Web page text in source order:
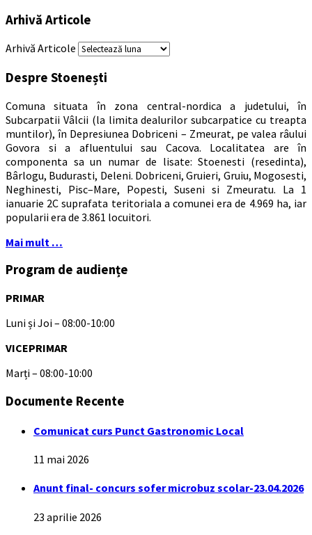
Arhivă Articole
Arhivă Articole
Despre Stoenești
Comuna situata în zona central-nordica a judetului, în
Subcarpatii Vâlcii (la limita dealurilor subcarpatice cu treapta
muntilor), în Depresiunea Dobriceni – Zmeurat, pe valea râului
Govora si a afluentului sau Cacova. Localitatea are în
componenta sa un numar de lisate: Stoenesti (resedinta),
Bârlogu, Budurasti, Deleni. Dobriceni, Gruieri, Gruiu, Mogosesti,
Neghinesti, Pisc–Mare, Popesti, Suseni si Zmeuratu. La 1
ianuarie 2C suprafata teritoriala a comunei era de 4.969 ha, iar
popularii era de 3.861 locuitori.
Mai mult …
Program de audiențe
PRIMAR
Luni și Joi – 08:00-10:00
VICEPRIMAR
Marți – 08:00-10:00
Documente Recente
Comunicat curs Punct Gastronomic Local
11 mai 2026
Anunt final- concurs sofer microbuz scolar-23.04.2026
23 aprilie 2026